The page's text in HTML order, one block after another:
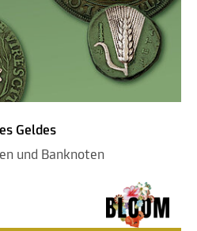
Geldes
und Banknoten